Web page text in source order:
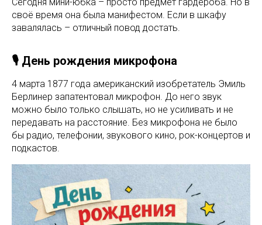
своё время она была манифестом. Если в шкафу
завалялась – отличный повод достать.
🎙️ День рождения микрофона
4 марта 1877 года американский изобретатель Эмиль
Берлинер запатентовал микрофон. До него звук
можно было только слышать, но не усиливать и не
передавать на расстояние. Без микрофона не было
бы радио, телефонии, звукового кино, рок-концертов и
подкастов.